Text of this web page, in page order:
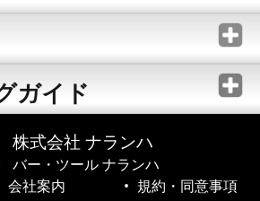
ガイド
株式会社 ナランハ
バー・ツール ナランハ
会社案内 規約・同意事項